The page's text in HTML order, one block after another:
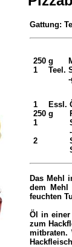
Gattung:
250
1
g
Teel.
1
250
1
2
Essl.
g
Das Mehl
dem Mehl
feuchten
Öl in einer
zum
mitbraten.